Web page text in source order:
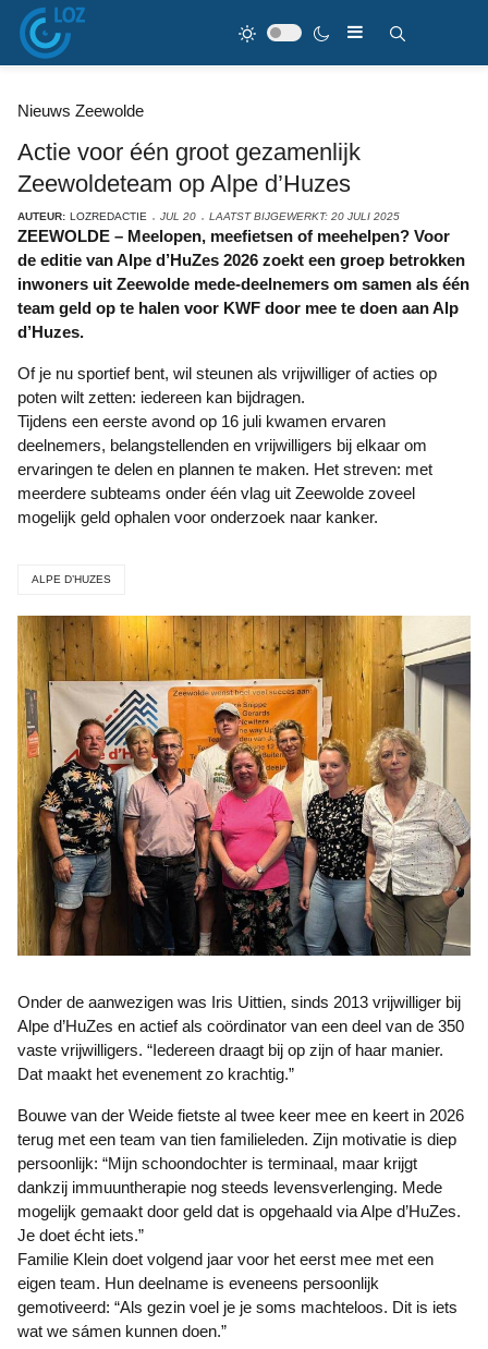
Nieuws Zeewolde
Actie voor één groot gezamenlijk
Zeewoldeteam op Alpe d’Huzes
AUTEUR: LOZREDACTIE JUL 20 LAATST BIJGEWERKT: 20 JULI 2025
ZEEWOLDE – Meelopen, meefietsen of meehelpen? Voor
de editie van Alpe d’HuZes 2026 zoekt een groep betrokken
inwoners uit Zeewolde mede-deelnemers om samen als één
team geld op te halen voor KWF door mee te doen aan Alp
d’Huzes.
Of je nu sportief bent, wil steunen als vrijwilliger of acties op
poten wilt zetten: iedereen kan bijdragen.
Tijdens een eerste avond op 16 juli kwamen ervaren
deelnemers, belangstellenden en vrijwilligers bij elkaar om
ervaringen te delen en plannen te maken. Het streven: met
meerdere subteams onder één vlag uit Zeewolde zoveel
mogelijk geld ophalen voor onderzoek naar kanker.
ALPE D’HUZES
Onder de aanwezigen was Iris Uittien, sinds 2013 vrijwilliger bij
Alpe d’HuZes en actief als coördinator van een deel van de 350
vaste vrijwilligers. “Iedereen draagt bij op zijn of haar manier.
Dat maakt het evenement zo krachtig.”
Bouwe van der Weide fietste al twee keer mee en keert in 2026
terug met een team van tien familieleden. Zijn motivatie is diep
persoonlijk: “Mijn schoondochter is terminaal, maar krijgt
dankzij immuuntherapie nog steeds levensverlenging. Mede
mogelijk gemaakt door geld dat is opgehaald via Alpe d’HuZes.
Je doet écht iets.”
Familie Klein doet volgend jaar voor het eerst mee met een
eigen team. Hun deelname is eveneens persoonlijk
gemotiveerd: “Als gezin voel je je soms machteloos. Dit is iets
wat we sámen kunnen doen.”